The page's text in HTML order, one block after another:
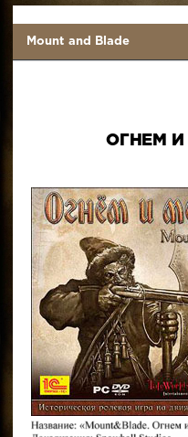
Mount and Blade
ОГНЕМ И